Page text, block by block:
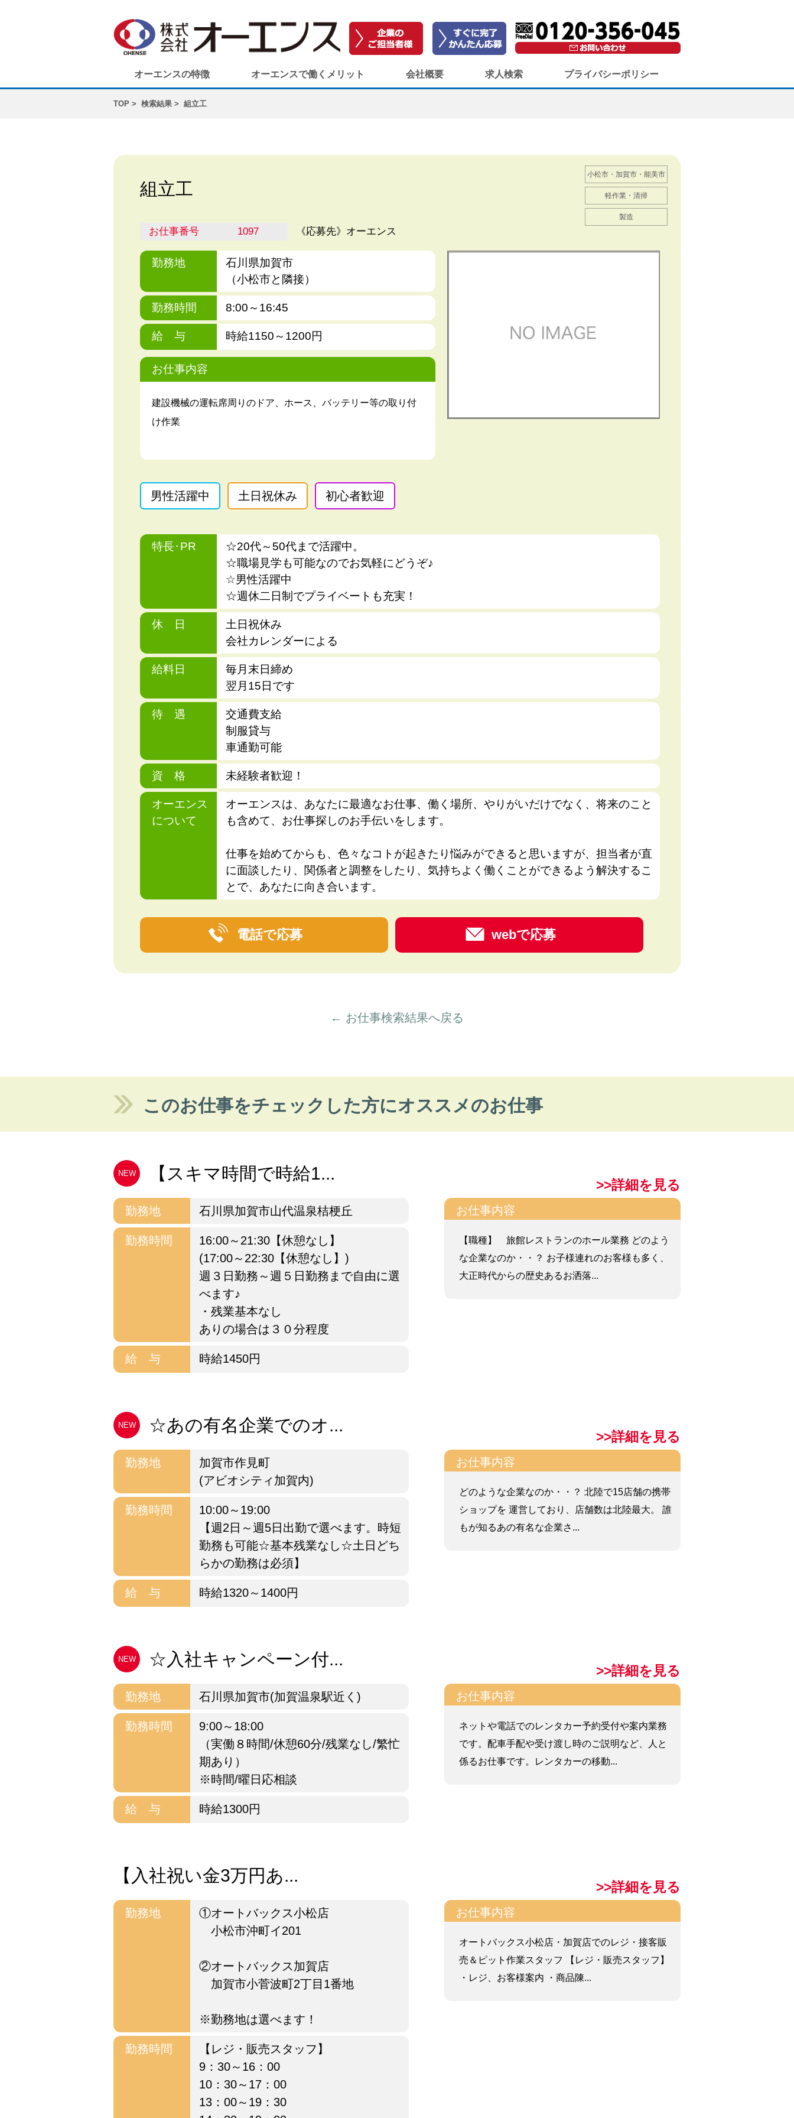
オーエンスの特徴 オーエンスで働くメリット 会社概要 求人検索 プライバシーポリシー
TOP 検索結果 組立工
小松市・加賀市・能美市
軽作業・清掃
製造
組立工
お仕事番号 1097 《応募先》オーエンス
勤務地
石川県加賀市
（小松市と隣接）
勤務時間 8:00～16:45
給 与 時給1150～1200円
お仕事内容
建設機械の運転席周りのドア、ホース、バッテリー等の取り付
け作業
男性活躍中 土日祝休み 初心者歓迎
特長･PR
☆20代～50代まで活躍中。
☆職場見学も可能なのでお気軽にどうぞ♪
☆男性活躍中
☆週休二日制でプライベートも充実！
休 日
土日祝休み
会社カレンダーによる
給料日
毎月末日締め
翌月15日です
待 遇
交通費支給
制服貸与
車通勤可能
資 格 未経験者歓迎！
オーエンス
について
オーエンスは、あなたに最適なお仕事、働く場所、やりがいだけでなく、将来のこと
も含めて、お仕事探しのお手伝いをします。
仕事を始めてからも、色々なコトが起きたり悩みができると思いますが、担当者が直
に面談したり、関係者と調整をしたり、気持ちよく働くことができるよう解決するこ
とで、あなたに向き合います。
電話で応募 webで応募
← お仕事検索結果へ戻る
このお仕事をチェックした方にオススメのお仕事
NEW 【スキマ時間で時給1...
>>詳細を見る
勤務地 石川県加賀市山代温泉桔梗丘
勤務時間
16:00～21:30【休憩なし】
(17:00～22:30【休憩なし】)
週３日勤務～週５日勤務まで自由に選
べます♪
・残業基本なし
ありの場合は３０分程度
給 与 時給1450円
お仕事内容
【職種】 旅館レストランのホール業務 どのよう
な企業なのか・・？ お子様連れのお客様も多く、
大正時代からの歴史あるお洒落...
NEW ☆あの有名企業でのオ...
>>詳細を見る
勤務地
加賀市作見町
(アビオシティ加賀内)
勤務時間
10:00～19:00
【週2日～週5日出勤で選べます。時短
勤務も可能☆基本残業なし☆土日どち
らかの勤務は必須】
給 与 時給1320～1400円
お仕事内容
どのような企業なのか・・？ 北陸で15店舗の携帯
ショップを 運営しており、店舗数は北陸最大。 誰
もが知るあの有名な企業さ...
NEW ☆入社キャンペーン付...
>>詳細を見る
勤務地 石川県加賀市(加賀温泉駅近く)
勤務時間
9:00～18:00
（実働８時間/休憩60分/残業なし/繁忙
期あり）
※時間/曜日応相談
給 与 時給1300円
お仕事内容
ネットや電話でのレンタカー予約受付や案内業務
です。配車手配や受け渡し時のご説明など、人と
係るお仕事です。レンタカーの移動...
【入社祝い金3万円あ...
>>詳細を見る
勤務地
①オートバックス小松店
小松市沖町イ201
②オートバックス加賀店
加賀市小菅波町2丁目1番地
※勤務地は選べます！
勤務時間
【レジ・販売スタッフ】
9：30～16：00
10：30～17：00
13：00～19：30
お仕事内容
オートバックス小松店・加賀店でのレジ・接客販
売＆ピット作業スタッフ 【レジ・販売スタッフ】
・レジ、お客様案内 ・商品陳...